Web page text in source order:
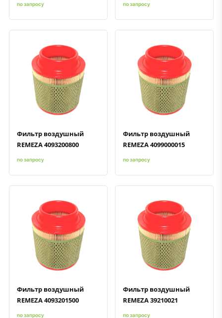
по запросу по запросу
Быстрый просмотрДобавить к сравнению
Добавить в избранное
Фильтр воздушный
REMEZA 4093200800
по запросу
Быстрый просмотрДобавить к сравнению
Добавить в избранное
Фильтр воздушный
REMEZA 4099000015
по запросу
Быстрый просмотрДобавить к сравнению
Добавить в избранное
Фильтр воздушный
REMEZA 4093201500
по запросу
Быстрый просмотрДобавить к сравнению
Добавить в избранное
Фильтр воздушный
REMEZA 39210021
по запросу